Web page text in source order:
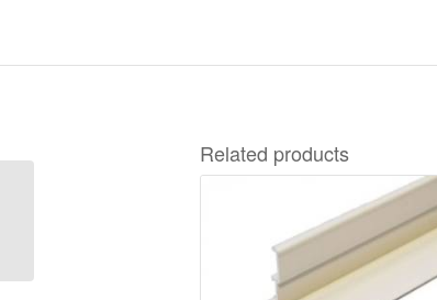
Related products